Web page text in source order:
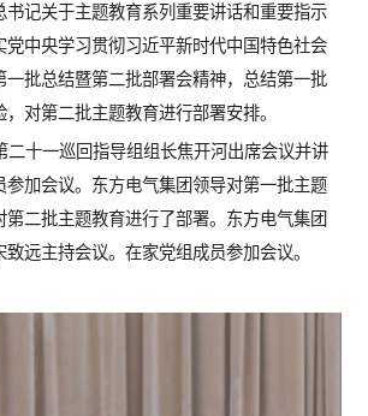
书记关于主题教育系列重要讲话和重要指示
党中央学习贯彻习近平新时代中国特色社会
一批总结暨第二批部署会精神，总结第一批
对第二批主题教育进行部署安排。
二十一巡回指导组组长焦开河出席会议并讲
参加会议。东方电气集团领导对第一批主题
第二批主题教育进行了部署。东方电气集团
远主持会议。在家党组成员参加会议。